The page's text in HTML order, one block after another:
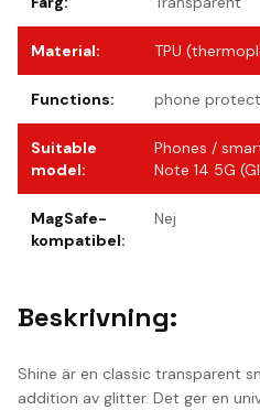
Material: TPU
Functions: phone
Suitable
model:
Phones /
Note 14 5G
MagSafe-
kompatibel:
Nej
Beskrivning:
Shine är en classic transparent
addition av glitter. Det ger en